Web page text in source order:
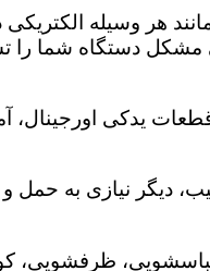
هر وسیله
دستگاه شما را
یدکی اورجینال،
دیگر نیازی به حمل
ظرفشویی،